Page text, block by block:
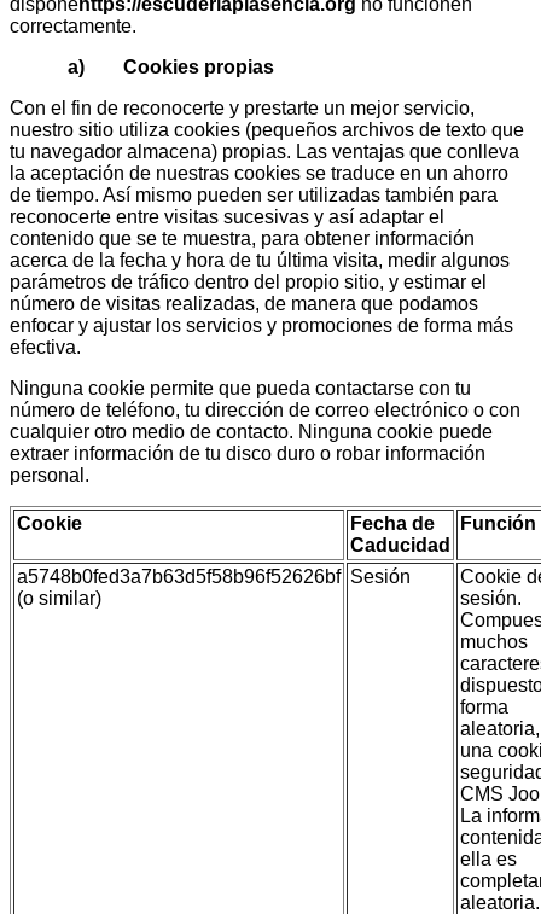
correctamente.
a) Cookies propias
Con el fin de reconocerte y prestarte un mejor servicio,
nuestro sitio utiliza cookies (pequeños archivos de texto que
tu navegador almacena) propias. Las ventajas que conlleva
la aceptación de nuestras cookies se traduce en un ahorro
de tiempo. Así mismo pueden ser utilizadas también para
reconocerte entre visitas sucesivas y así adaptar el
contenido que se te muestra, para obtener información
acerca de la fecha y hora de tu última visita, medir algunos
parámetros de tráfico dentro del propio sitio, y estimar el
número de visitas realizadas, de manera que podamos
enfocar y ajustar los servicios y promociones de forma más
efectiva.
Ninguna cookie permite que pueda contactarse con tu
número de teléfono, tu dirección de correo electrónico o con
cualquier otro medio de contacto. Ninguna cookie puede
extraer información de tu disco duro o robar información
personal.
Cookie
Fecha de
Caducidad
Función
a5748b0fed3a7b63d5f58b96f52626bf
(o similar)
Sesión
Cookie
sesión.
muchos
forma
una
CMS
La
ella es
aleatoria.